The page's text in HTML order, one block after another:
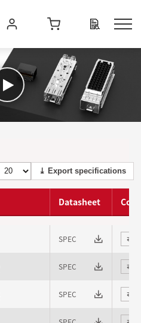
⤓ Export specifications
Datasheet
SPEC ⇄
SPEC ⇄
SPEC ⇄